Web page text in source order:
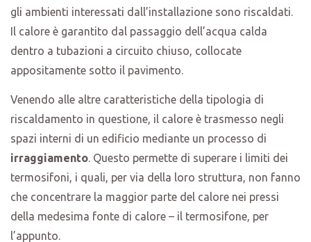
gli ambienti interessati dall’installazione sono riscaldati.
Il calore è garantito dal passaggio dell’acqua calda
dentro a tubazioni a circuito chiuso, collocate
appositamente sotto il pavimento.
Venendo alle altre caratteristiche della tipologia di
riscaldamento in questione, il calore è trasmesso negli
spazi interni di un edificio mediante un processo di
irraggiamento. Questo permette di superare i limiti dei
termosifoni, i quali, per via della loro struttura, non fanno
che concentrare la maggior parte del calore nei pressi
della medesima fonte di calore – il termosifone, per
l’appunto.